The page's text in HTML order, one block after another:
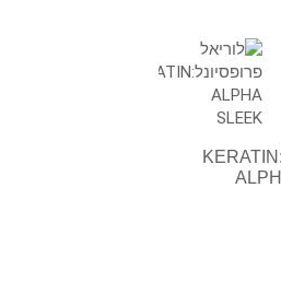
פרופסיונל:KERATIN